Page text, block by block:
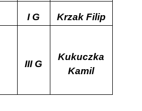
I G Krzak Filip
III G
Kukuczka
Kamil